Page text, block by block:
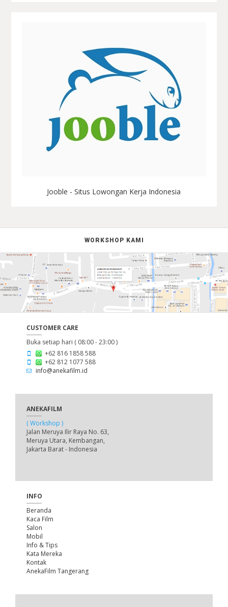
Jooble - Situs Lowongan Kerja Indonesia
WORKSHOP KAMI
CUSTOMER CARE
Buka setiap hari ( 08:00 - 23:00 )
+62 816 1858 588
+62 812 1077 588
info@anekafilm.id
ANEKAFILM
( Workshop )
Jalan Meruya Ilir Raya No. 63,
Meruya Utara, Kembangan,
Jakarta Barat - Indonesia
INFO
Beranda
Kaca Film
Salon
Mobil
Info & Tips
Kata Mereka
Kontak
AnekaFilm Tangerang